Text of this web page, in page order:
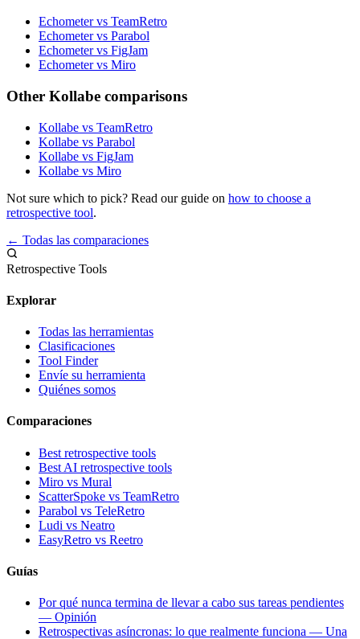
Echometer vs TeamRetro
Echometer vs Parabol
Echometer vs FigJam
Echometer vs Miro
Other Kollabe comparisons
Kollabe vs TeamRetro
Kollabe vs Parabol
Kollabe vs FigJam
Kollabe vs Miro
Not sure which to pick? Read our guide on how to choose a
retrospective tool.
← Todas las comparaciones
Retrospective Tools
Explorar
Todas las herramientas
Clasificaciones
Tool Finder
Envíe su herramienta
Quiénes somos
Comparaciones
Best retrospective tools
Best AI retrospective tools
Miro vs Mural
ScatterSpoke vs TeamRetro
Parabol vs TeleRetro
Ludi vs Neatro
EasyRetro vs Reetro
Guías
Por qué nunca termina de llevar a cabo sus tareas pendientes
— Opinión
Retrospectivas asíncronas: lo que realmente funciona — Una